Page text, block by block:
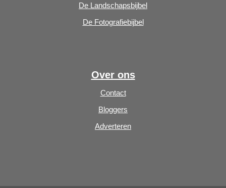
De Landschapsbijbel
De Fotografiebijbel
Over ons
Contact
Bloggers
Adverteren